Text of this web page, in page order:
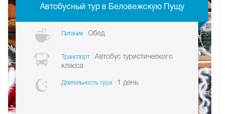
Автобусный тур в Беловежскую Пущу
Питание Обед
Транспорт
Автобус туристического
класса
Длительность тура 1 день